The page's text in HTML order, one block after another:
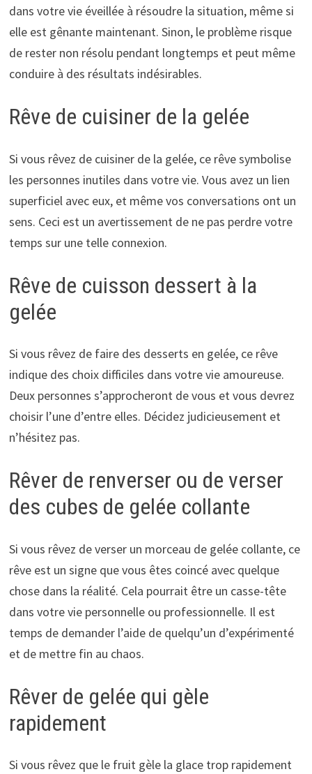
dans votre vie éveillée à résoudre la situation, même si
elle est gênante maintenant. Sinon, le problème risque
de rester non résolu pendant longtemps et peut même
conduire à des résultats indésirables.
Rêve de cuisiner de la gelée
Si vous rêvez de cuisiner de la gelée, ce rêve symbolise
les personnes inutiles dans votre vie. Vous avez un lien
superficiel avec eux, et même vos conversations ont un
sens. Ceci est un avertissement de ne pas perdre votre
temps sur une telle connexion.
Rêve de cuisson dessert à la
gelée
Si vous rêvez de faire des desserts en gelée, ce rêve
indique des choix difficiles dans votre vie amoureuse.
Deux personnes s’approcheront de vous et vous devrez
choisir l’une d’entre elles. Décidez judicieusement et
n’hésitez pas.
Rêver de renverser ou de verser
des cubes de gelée collante
Si vous rêvez de verser un morceau de gelée collante, ce
rêve est un signe que vous êtes coincé avec quelque
chose dans la réalité. Cela pourrait être un casse-tête
dans votre vie personnelle ou professionnelle. Il est
temps de demander l’aide de quelqu’un d’expérimenté
et de mettre fin au chaos.
Rêver de gelée qui gèle
rapidement
Si vous rêvez que le fruit gèle la glace trop rapidement